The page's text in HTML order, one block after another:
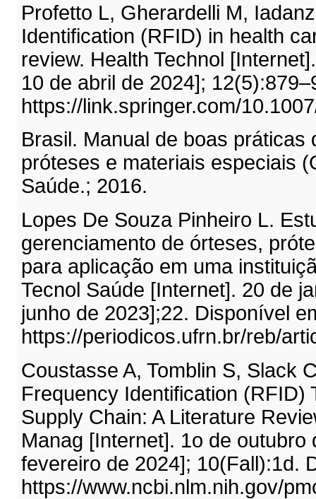
Profetto L, Gherardelli M,
Identification (RFID) in health
review. Health Technol
10 de abril de 2024];
https://link.springer.com/
Brasil. Manual de boas práticas
próteses e materiais especiais
Saúde.; 2016.
Lopes De Souza Pinheiro L.
gerenciamento de órteses,
para aplicação em uma
Tecnol Saúde [Internet]. 20 de
junho de 2023];22. Disponível
https://periodicos.ufrn.br/reb/
Coustasse A, Tomblin S, Slack
Frequency Identification (RFID)
Supply Chain: A Literature
Manag [Internet]. 1o de outubro
fevereiro de 2024]; 10(Fall):1d.
https://www.ncbi.nlm.nih.gov/